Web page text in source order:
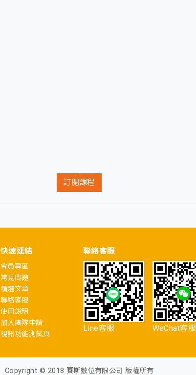
訂閱課程
快速連結
會員專區
常見問題
精選文章
聯絡客服
使用說明
加入團隊申請
視訊功能測試頁
聯絡客服
Line客服 WeChat客服
Copyright © 2018 賽斯數位有限公司 版權所有